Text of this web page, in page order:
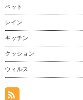
ペット
レイン
キッチン
クッション
ウィルス